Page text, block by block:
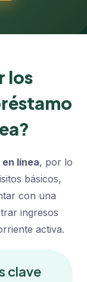
los
línea, por lo
básicos,
con una
ingresos
activa.
clave